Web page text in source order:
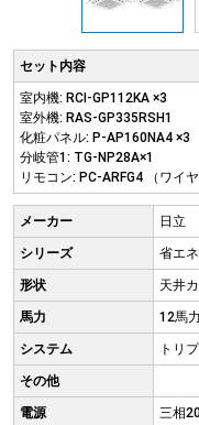
セット内容
室内機: RCI-GP112KA ×3
室外機: RAS-GP335RSH1
化粧パネル: P-AP160NA4 ×3
分岐管1: TG-NP28A×1
リモコン: PC-ARFG4 （ワイヤ
メーカー 日立
シリーズ 省エ
形状 天井
馬力 12馬力
システム トリ
その他
電源 三相